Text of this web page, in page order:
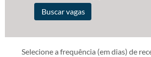
Selecione a frequência (em dias) de